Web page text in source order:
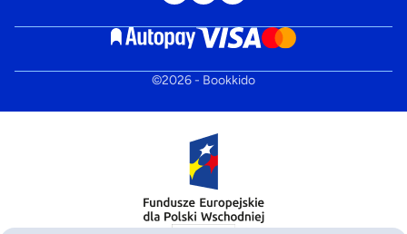
©2026- Bookkido